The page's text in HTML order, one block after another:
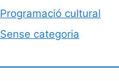
Programació cultural
Sense categoria